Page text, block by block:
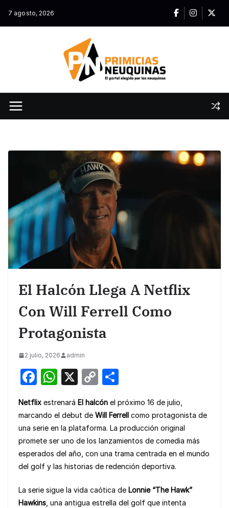
7 agosto, 2026
El Halcón Llega A Netflix
Con Will Ferrell Como
Protagonista
2 julio, 2026 admin
F
c
e
b
o
o
k
W
at
s
A
p
p
X
C
p
y
Li
n
k
ar
e
Netflix estrenará El halcón el próximo 16 de julio,
marcando el debut de Will Ferrell como protagonista de
una serie en la plataforma. La producción original
promete ser uno de los lanzamientos de comedia más
esperados del año, con una trama centrada en el mundo
del golf y las historias de redención deportiva.
La serie sigue la vida caótica de Lonnie “The Hawk”
Hawkins , una antigua estrella del golf que intenta